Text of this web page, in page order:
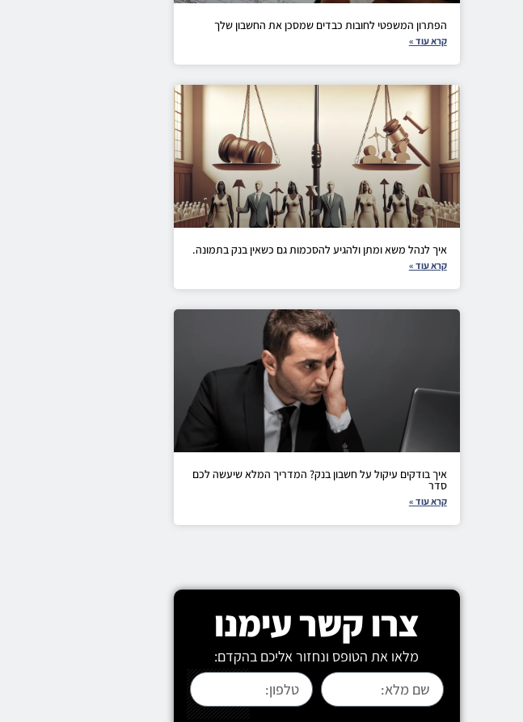
הפתרון המשפטי לחובות כבדים שמסכן את החשבון שלך
קרא עוד »
איך לנהל משא ומתן ולהגיע להסכמות גם כשאין בנק בתמונה.
קרא עוד »
איך בודקים עיקול על חשבון בנק? המדריך המלא שיעשה לכם
סדר
קרא עוד »
צרו קשר עימנו
מלאו את הטופס ונחזור אליכם בהקדם: